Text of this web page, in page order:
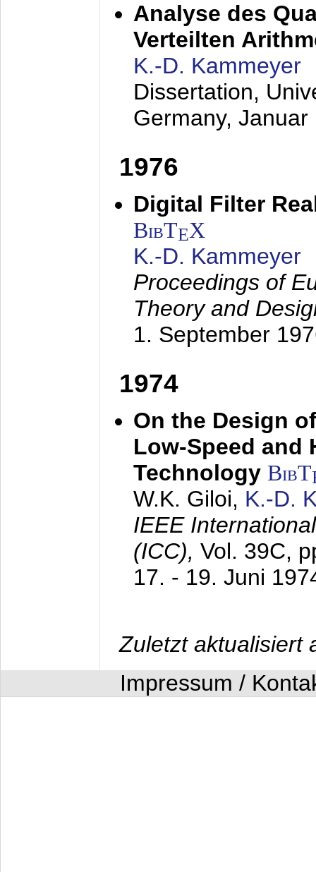
Analyse des
Verteilten
K.-D. Kammeyer
Dissertation,
Germany, Januar
1976
Digital Filter
BibTEX
K.-D. Kammeyer
Proceedings of
Theory and
1. September
1974
On the Design
Low-Speed and
Technology BibT
W.K. Giloi, K.-D.
IEEE
(ICC), Vol. 39C,
17. - 19. Juni
Zuletzt aktualisiert
Impressum /